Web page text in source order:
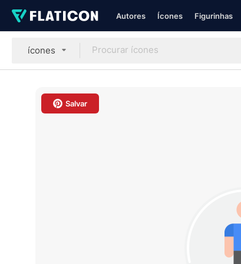
Autores Ícones Figurinhas
ícones
Salvar